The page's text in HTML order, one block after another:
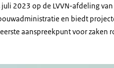
2023 op de LVVN-afdeling
en biedt
aanspreekpunt voor
Pizarro Iradi